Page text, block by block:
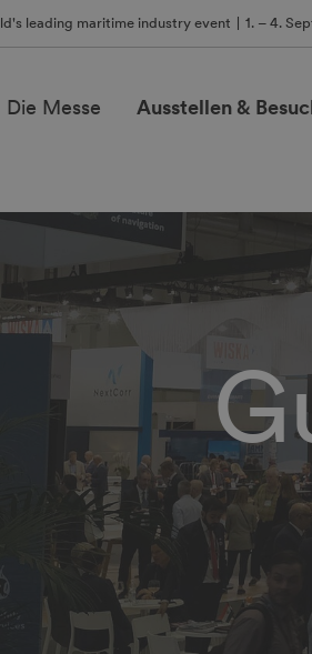
leading maritime industry event 1. – 4.
Die Messe Ausstellen &
Connect
Slots